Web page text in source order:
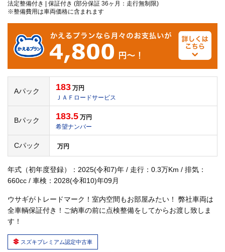
法定整備付き | 保証付き (部分保証 36ヶ月：走行無制限)
※整備費用は車両価格に含まれます
Aパック 183 万円
ＪＡＦロードサービス
Bパック 183.5 万円
希望ナンバー
Cパック 万円
年式（初年度登録）：2025(令和7)年 / 走行：0.3万Km / 排気：
660cc / 車検：2028(令和10)年09月
ウサギがトレードマーク！室内空間もお部屋みたい！ 弊社車両は
全車輌保証付き！ご納車の前に点検整備をしてからお渡し致しま
す！
スズキプレミアム認定中古車